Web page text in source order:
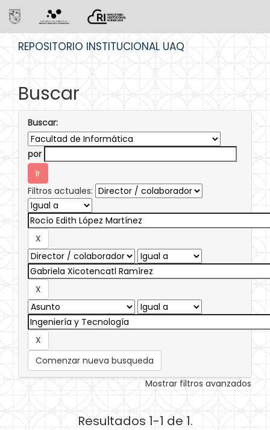
REPOSITORIO INSTITUCIONAL UAQ
Buscar
Buscar:
por
Filtros actuales:
Comenzar nueva busqueda
Mostrar filtros avanzados
Resultados 1-1 de 1.